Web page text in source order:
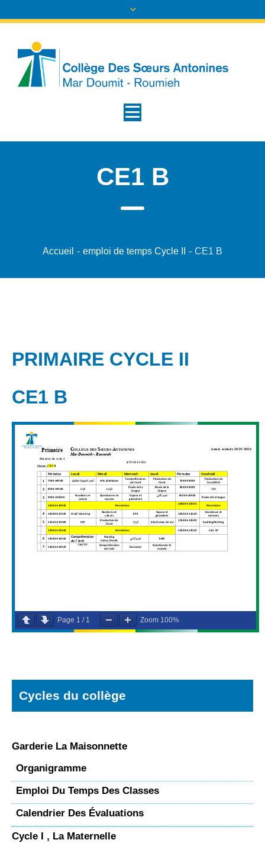
CE1 B
Accueil - emploi de temps Cycle II - CE1 B
PRIMAIRE CYCLE II
CE1 B
Page 1 / 1 Zoom 100%
Cycles du collège
Garderie La Maisonnette
Organigramme
Emploi Du Temps Des Classes
Calendrier Des Évaluations
Cycle I , La Maternelle